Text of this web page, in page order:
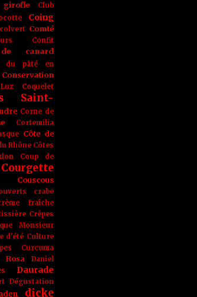
Club
Coing
colvert Comté
Confit
canard
du pâté en
Conservation
Coquelet
Saint-
Corne de
Cortemilia
Côte de
Rhône Côtes
Coup de
Courgette
Couscous
crabe
fraîche
Crêpes
Monsieur
d'été Culture
Curcuma
Rosa
Daniel
Daurade
Dégustation
dicke